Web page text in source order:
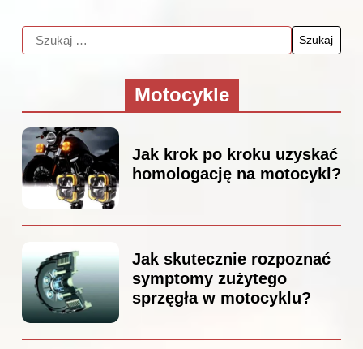
Motocykle
Jak krok po kroku uzyskać
homologację na motocykl?
Jak skutecznie rozpoznać
symptomy zużytego
sprzęgła w motocyklu?